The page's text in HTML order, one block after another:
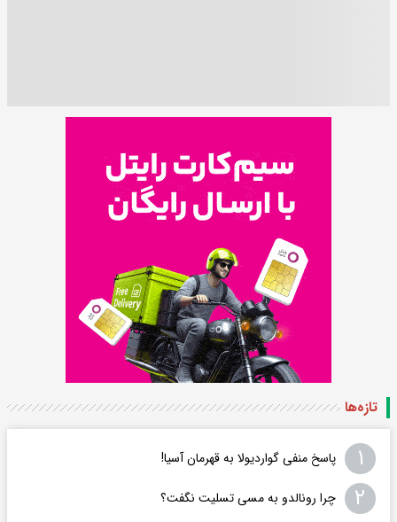
تازه‌ها
۱ پاسخ منفی گواردیولا به قهرمان آسیا!
۲ چرا رونالدو به مسی تسلیت نگفت؟